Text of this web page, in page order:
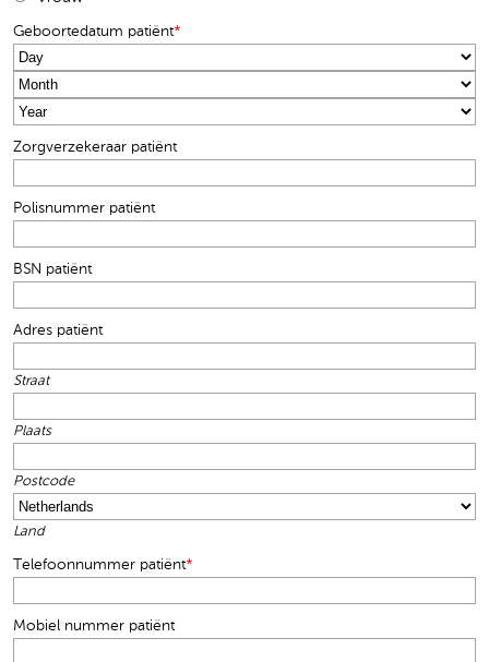
Geboortedatum patiënt*
Day
Month
Year
Zorgverzekeraar patiënt
Polisnummer patiënt
BSN patiënt
Adres patiënt
Straat
Plaats
Postcode
Land
Telefoonnummer patiënt*
Mobiel nummer patiënt